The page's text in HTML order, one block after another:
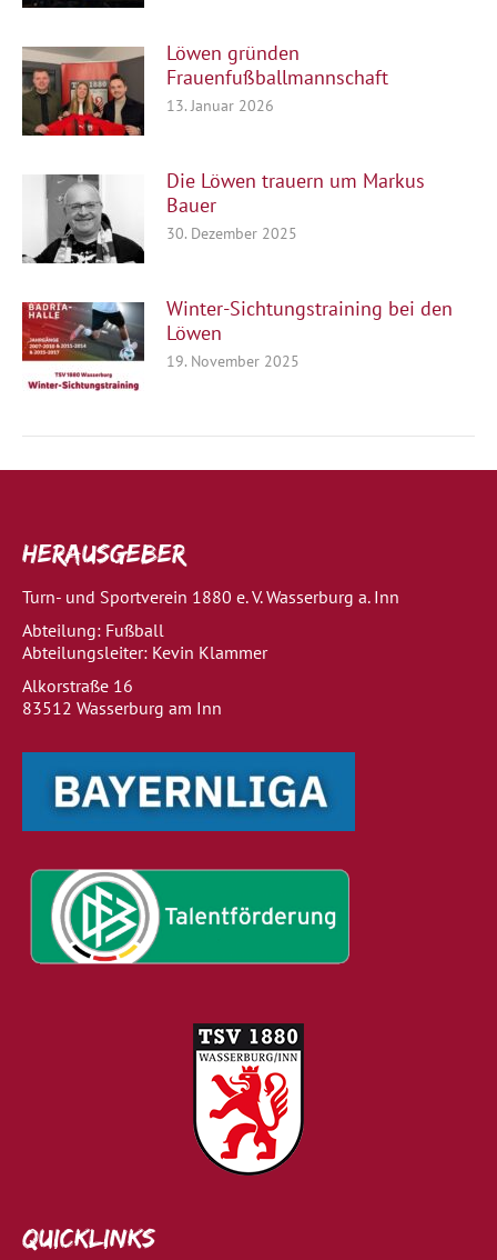
Löwen gründen
Frauenfußballmannschaft
13. Januar 2026
Die Löwen trauern um Markus
Bauer
30. Dezember 2025
Winter-Sichtungstraining bei den
Löwen
19. November 2025
Herausgeber
Turn- und Sportverein 1880 e. V. Wasserburg a. Inn
Abteilung: Fußball
Abteilungsleiter: Kevin Klammer
Alkorstraße 16
83512 Wasserburg am Inn
Quicklinks